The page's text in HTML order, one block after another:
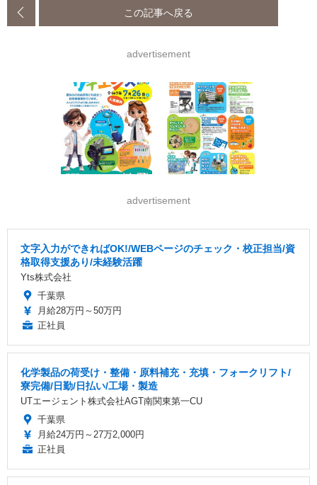
この記事へ戻る
advertisement
advertisement
文字入力ができればOK!/WEBページのチェック・校正担当/資
格取得支援あり/未経験活躍
Yts株式会社
千葉県
月給28万円～50万円
正社員
化学製品の荷受け・整備・原料補充・充填・フォークリフト/
寮完備/日勤/日払い/工場・製造
UTエージェント株式会社AGT南関東第一CU
千葉県
月給24万円～27万2,000円
正社員